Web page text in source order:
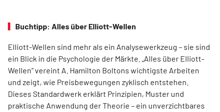
Buchtipp: Alles über Elliott-Wellen
Elliott-Wellen sind mehr als ein Analysewerkzeug – sie sind
ein Blick in die Psychologie der Märkte. „Alles über Elliott-
Wellen“ vereint A. Hamilton Boltons wichtigste Arbeiten
und zeigt, wie Preisbewegungen zyklisch entstehen.
Dieses Standardwerk erklärt Prinzipien, Muster und
praktische Anwendung der Theorie – ein unverzichtbares